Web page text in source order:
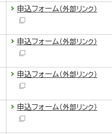
申込フォーム （外部リンク）
申込フォーム （外部リンク）
申込フォーム （外部リンク）
申込フォーム （外部リンク）